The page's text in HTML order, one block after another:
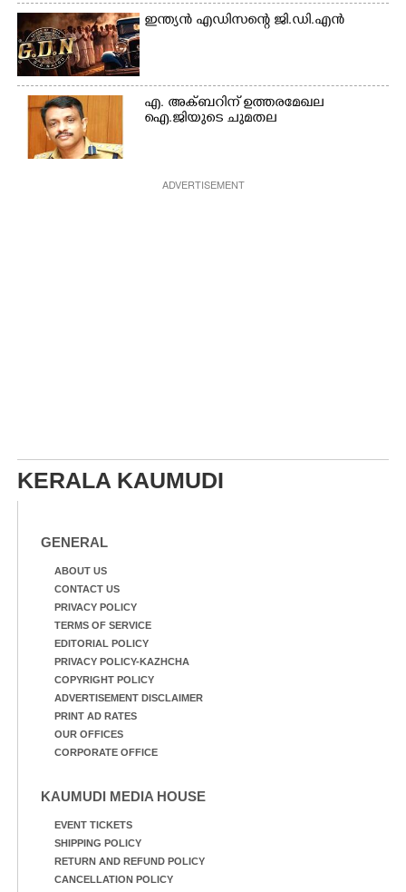
ഇന്ത്യൻ എഡിസന്റെ ജി.ഡി.എൻ
എ. അക്ബറിന് ഉത്തരമേഖല
ഐ.ജിയുടെ ചുമതല
ADVERTISEMENT
KERALA KAUMUDI
GENERAL
ABOUT US
CONTACT US
PRIVACY POLICY
TERMS OF SERVICE
EDITORIAL POLICY
PRIVACY POLICY-KAZHCHA
COPYRIGHT POLICY
ADVERTISEMENT DISCLAIMER
PRINT AD RATES
OUR OFFICES
CORPORATE OFFICE
KAUMUDI MEDIA HOUSE
EVENT TICKETS
SHIPPING POLICY
RETURN AND REFUND POLICY
CANCELLATION POLICY